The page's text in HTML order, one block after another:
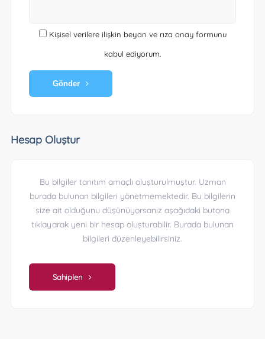
Kişisel verilere ilişkin beyan ve rıza onay formunu
kabul ediyorum.
Gönder
Hesap Oluştur
Bu bilgiler tanıtım amaçlı oluşturulmuştur. Uzman
burada bulunan bilgileri yönetmemektedir. Bu bilgilerin
size ait olduğunu düşünüyorsanız aşağıdaki butona
tıklayarak yeni bir hesap oluşturabilir. Burada bulunan
bilgileri düzenleyebilirsiniz.
Sahiplen